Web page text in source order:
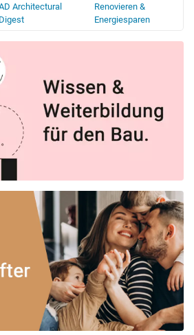
Architectural
Digest
Renovieren &
Energiesparen